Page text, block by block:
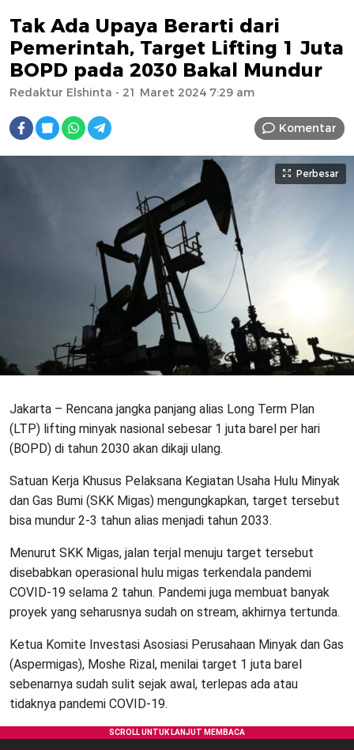
Tak Ada Upaya Berarti dari
Pemerintah, Target Lifting 1 Juta
BOPD pada 2030 Bakal Mundur
Redaktur Elshinta - 21 Maret 2024 7:29 am
Komentar
Perbesar
Jakarta – Rencana jangka panjang alias Long Term Plan
(LTP) lifting minyak nasional sebesar 1 juta barel per hari
(BOPD) di tahun 2030 akan dikaji ulang.
Satuan Kerja Khusus Pelaksana Kegiatan Usaha Hulu Minyak
dan Gas Bumi (SKK Migas) mengungkapkan, target tersebut
bisa mundur 2-3 tahun alias menjadi tahun 2033.
Menurut SKK Migas, jalan terjal menuju target tersebut
disebabkan operasional hulu migas terkendala pandemi
COVID-19 selama 2 tahun. Pandemi juga membuat banyak
proyek yang seharusnya sudah on stream, akhirnya tertunda.
Ketua Komite Investasi Asosiasi Perusahaan Minyak dan Gas
(Aspermigas), Moshe Rizal, menilai target 1 juta barel
sebenarnya sudah sulit sejak awal, terlepas ada atau
tidaknya pandemi COVID-19.